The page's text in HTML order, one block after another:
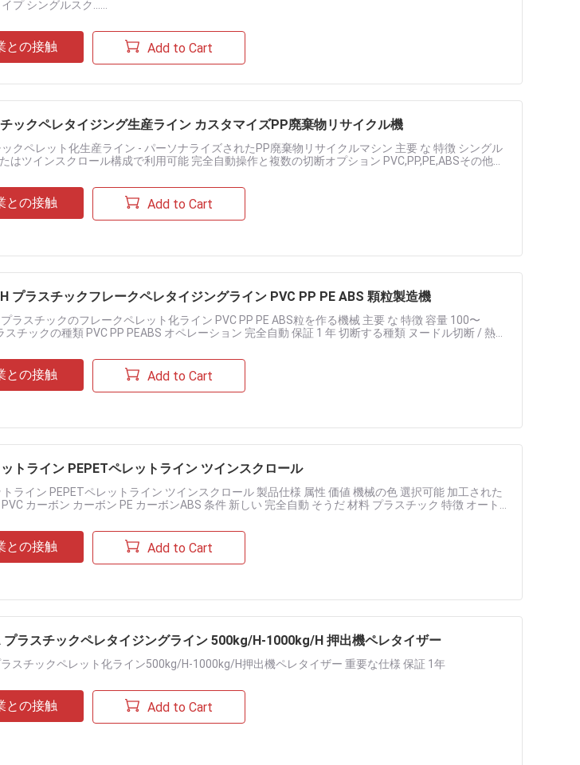
プ シングルスク......
との接触 Add to Cart
ックペレタイジング生産ライン カスタマイズPP廃棄物リサイクル機
クペレット化生産ライン - パーソナライズされたPP廃棄物リサイクルマシン 主要 な 特徴 シングル
はツインスクロール構成で利用可能 完全自動操作と複数の切断オプション PVC,PP,PE,ABSその他の
との接触 Add to Cart
プラスチックフレークペレタイジングライン PVC PP PE ABS 顆粒製造機
ラスチックのフレークペレット化ライン PVC PP PE ABS粒を作る機械 主要 な 特徴 容量 100〜
チックの種類 PVC PP PEABS オペレーション 完全自動 保証 1 年 切断する種類 ヌードル切断 / 熱
との接触 Add to Cart
トライン PEPETペレットライン ツインスクロール
ライン PEPETペレットライン ツインスクロール 製品仕様 属性 価値 機械の色 選択可能 加工された
カーボン カーボン PE カーボンABS 条件 新しい 完全自動 そうだ 材料 プラスチック 特徴 オート
との接触 Add to Cart
ラスチックペレタイジングライン 500kg/H-1000kg/H 押出機ペレタイザー
スチックペレット化ライン500kg/H-1000kg/H押出機ペレタイザー 重要な仕様 保証 1年
との接触 Add to Cart